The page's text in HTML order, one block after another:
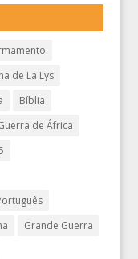
de La Lys
Bíblia
de África
Grande Guerra